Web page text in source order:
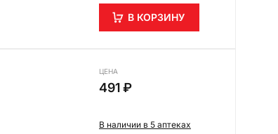
В КОРЗИНУ
ЦЕНА
491 ₽
В наличии в 5 аптеках